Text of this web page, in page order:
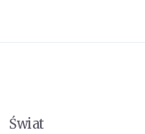
Świat